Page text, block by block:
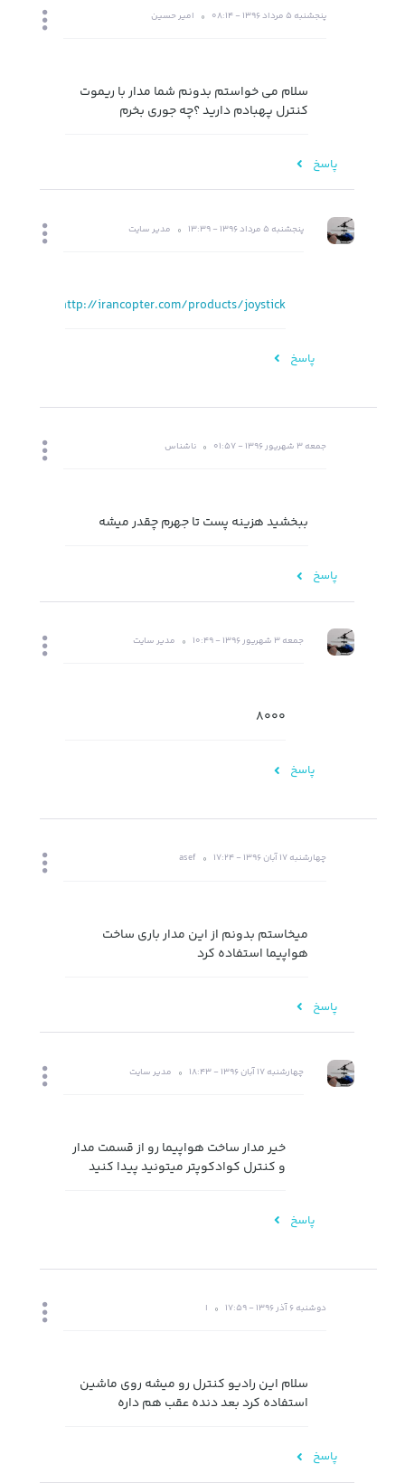
پنجشنبه 5 مرداد 1396 - 08:14 امیر حسین
سلام می خواستم بدونم شما مدار با ریموت
کنترل پهبادم دارید ؟چه جوری بخرم
پاسخ
پنجشنبه 5 مرداد 1396 - 13:39 مدیر سایت
http://irancopter.com/products/joystick
پاسخ
جمعه 3 شهریور 1396 - 01:57 ناشناس
ببخشید هزینه پست تا جهرم چقدر میشه
پاسخ
جمعه 3 شهریور 1396 - 10:49 مدیر سایت
8000
پاسخ
چهارشنبه 17 آبان 1396 - 17:24 asef
میخاستم بدونم از این مدار باری ساخت
هواپیما استفاده کرد
پاسخ
چهارشنبه 17 آبان 1396 - 18:43 مدیر سایت
خیر مدار ساخت هواپیما رو از قسمت مدار
و کنترل کوادکوپتر میتونید پیدا کنید
پاسخ
دوشنبه 6 آذر 1396 - 17:59 ا
سلام این رادیو کنترل رو میشه روی ماشین
استفاده کرد بعد دنده عقب هم داره
پاسخ